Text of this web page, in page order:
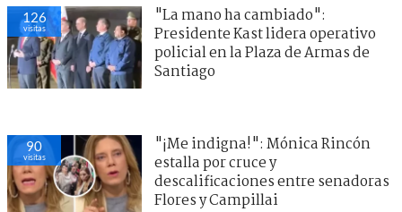
126
visitas
"La mano ha cambiado":
Presidente Kast lidera operativo
policial en la Plaza de Armas de
Santiago
90
visitas
"¡Me indigna!": Mónica Rincón
estalla por cruce y
descalificaciones entre senadoras
Flores y Campillai